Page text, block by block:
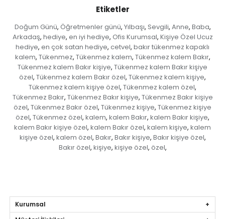
Etiketler
Doğum Günü, Öğretmenler günü, Yılbaşı, Sevgili, Anne, Baba,
Arkadaş, hediye, en iyi hediye, Ofis Kurumsal, Kişiye Özel Ucuz
hediye, en çok satan hediye, cetvel, bakır tükenmez kapaklı
kalem, Tükenmez, Tükenmez kalem, Tükenmez kalem Bakır,
Tükenmez kalem Bakır kişiye, Tükenmez kalem Bakır kişiye
özel, Tükenmez kalem Bakır özel, Tükenmez kalem kişiye,
Tükenmez kalem kişiye özel, Tükenmez kalem özel,
Tükenmez Bakır, Tükenmez Bakır kişiye, Tükenmez Bakır kişiye
özel, Tükenmez Bakır özel, Tükenmez kişiye, Tükenmez kişiye
özel, Tükenmez özel, kalem, kalem Bakır, kalem Bakır kişiye,
kalem Bakır kişiye özel, kalem Bakır özel, kalem kişiye, kalem
kişiye özel, kalem özel, Bakır, Bakır kişiye, Bakır kişiye özel,
Bakır özel, kişiye, kişiye özel, özel,
Kurumsal